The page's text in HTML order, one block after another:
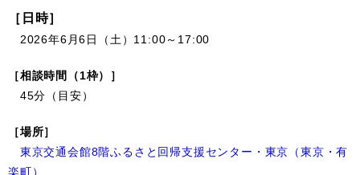
［日時］
2026年6月6日（土）11:00～17:00
［相談時間（1枠）］
45分（目安）
［場所］
東京交通会館8階ふるさと回帰支援センター・東京（東京・有
楽町）